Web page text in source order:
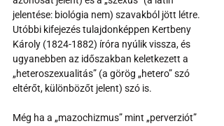
jelentése: biológia nem) szavakból jött létre.
Utóbbi kifejezés tulajdonképpen Kertbeny
Károly (1824-1882) íróra nyúlik vissza, és
ugyanebben az időszakban keletkezett a
„heteroszexualitás” (a görög „hetero” szó
eltérőt, különbözőt jelent) szó is.
Még ha a „mazochizmus” mint „perverziót”